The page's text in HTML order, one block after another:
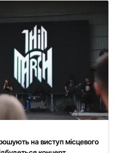
на виступ місцевого